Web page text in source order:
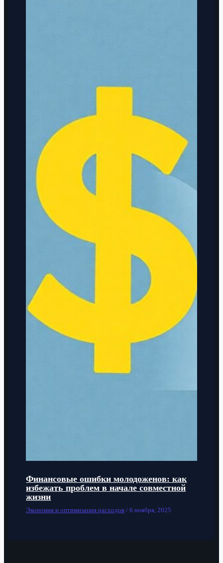
Финансовые ошибки молодоженов: как
избежать проблем в начале совместной
жизни
Экономия и оптимизация расходов /6 ноября, 2025